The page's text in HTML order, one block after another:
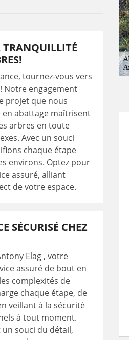
TRANQUILLITÉ
tournez-vous vers
Notre engagement
projet que nous
abattage maîtrisent
arbres en toute
Avec un souci
chaque étape
environs. Optez pour
assuré, alliant
de votre espace.
SÉCURISÉ CHEZ
Elag , votre
assuré de bout en
complexités de
chaque étape, de
veillant à la sécurité
à tout moment.
souci du détail,